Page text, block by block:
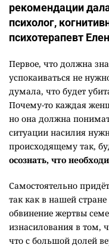
рекомендации
психолог,
психотерапевт
Первое, что должна
успокаиваться не
думала, что будет
Почему-то каждая
но она должна
ситуации насилия
происходящему так,
осознать, что
Самостоятельно
так как в нашей
обвинение жертвы
изнасилования в том,
что с большой долей